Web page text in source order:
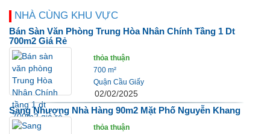
NHÀ CÙNG KHU VỰC
Bán Sàn Văn Phòng Trung Hòa Nhân Chính Tầng 1 Dt
700m2 Giá Rẻ
thỏa thuận
700 m²
Quận Cầu Giấy
02/02/2025
Sang Nhượng Nhà Hàng 90m2 Mặt Phố Nguyễn Khang
thỏa thuận